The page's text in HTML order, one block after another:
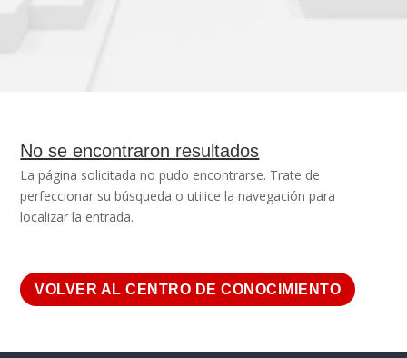
No se encontraron resultados
La página solicitada no pudo encontrarse. Trate de
perfeccionar su búsqueda o utilice la navegación para
localizar la entrada.
VOLVER AL CENTRO DE CONOCIMIENTO